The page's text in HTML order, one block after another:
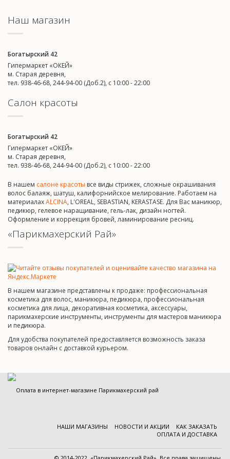
Наш магазин
Богатырский 42
Гипермаркет «ОКЕЙ»
м. Старая деревня,
тел. 938-46-68, 244-94-00 (Доб.2), c 10:00 - 22:00
Салон красоты
Богатырский 42
Гипермаркет «ОКЕЙ»
м. Старая деревня,
тел. 938-46-68, 244-94-00 (Доб.2), c 10:00 - 22:00
В нашем салоне красоты все виды стрижек, сложные окрашивания
волос балаяж, шатуш, калифорнийское мелирование. Работаем на
материалахALCINA, L'OREAL, SEBASTIAN, KERASTASE. Для Вас маникюр,
педикюр, гелевое наращивание, гель-лак, дизайн ногтей.
Оформление и коррекция бровей, ламинирование ресниц.
«Парикмахерский Рай»
В нашем магазине представлены к продаже: профессиональная
косметика для волос, маникюра, педикюра, профессиональная
косметика для лица, декоративная косметика, аксессуары,
парикмахерские инструменты, инструменты для мастеров маникюра
и педикюра.
Для удобства покупателей предоставляется возможность заказа
товаров онлайн с доставкой курьером.
НАШИ МАГАЗИНЫ НОВОСТИ И АКЦИИ
КАК ЗАКАЗАТЬ
ОПЛАТА И ДОСТАВКА